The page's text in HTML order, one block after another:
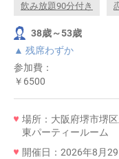
飲み放題90分付き
38歳～53歳
▲ 残席わずか
参加費：
￥6500
場所：大阪府堺市堺
東パーティールーム
開催日：2026年8月29